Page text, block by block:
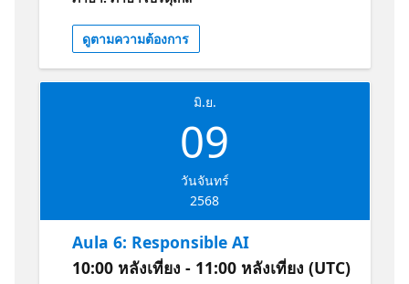
texto e como transformar esses dados em
conhecimento útil. Você verá como essas
técnicas podem te ajudar a tomar decisões
mais informadas e estratégicas. Informações
e Guia de Estudos para o Exame: Conceitos
básicos da IA do Azure
ดูตามความต้องการ
มิ.ย.
09
วันจันทร์
2568
Aula 6: Responsible AI
10:00 หลังเที่ยง - 11:00 หลังเที่ยง (UTC)